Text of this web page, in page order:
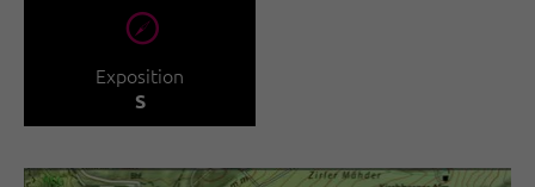
🞂
Exposition
S